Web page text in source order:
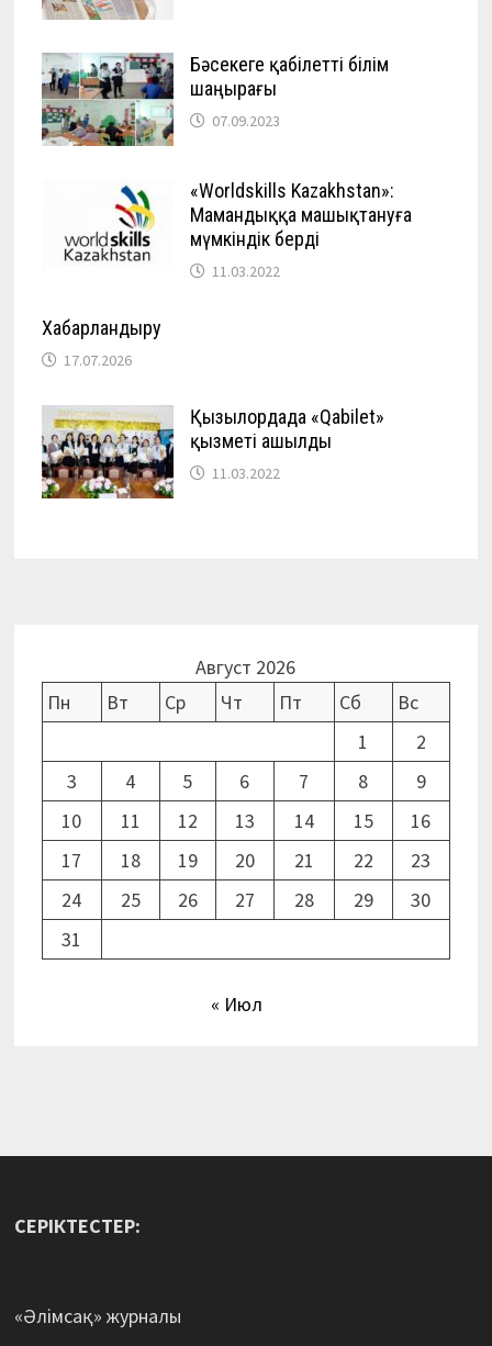
Бәсекеге қабілетті білім
шаңырағы
07.09.2023
«Worldskills Kazakhstan»:
Мамандыққа машықтануға
мүмкіндік берді
11.03.2022
Хабарландыру
17.07.2026
Қызылордада «Qabilet»
қызметі ашылды
11.03.2022
Август 2026
Пн
Вт Ср Чт Пт Сб
Вс
1
2
3
4 5 6 7 8
9
10
11 12 13 14 15
16
17
18 19 20 21 22
23
24
25 26 27 28 29
30
31
« Июл
СЕРІКТЕСТЕР:
«Әлімсақ» журналы